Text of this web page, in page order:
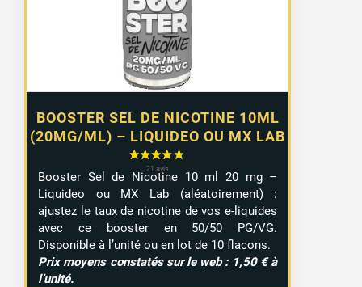
BOOSTER SEL DE NICOTINE 10ML
(20MG/ML) – LIQUIDEO OU MX LAB
à
9,99 €
Booster Sel de Nicotine 10 ml 20 mg –
Liquideo ou MX Lab (aléatoirement) :
ajustez le taux de nicotine de vos e-liquides
avec ce booster en 50/50 PG/VG.
Disponible à l’unité ou en lot de 10 flacons.
Prix moyens constatés sur le web : 1,50 € à
l’unité.